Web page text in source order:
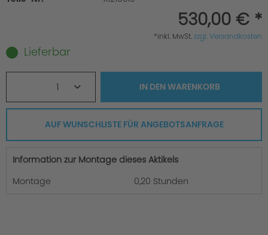
530,00 € *
*inkl. MwSt.zzgl. Versandkosten
Lieferbar
1 IN DENWARENKORB
AUF WUNSCHLISTE FÜR ANGEBOTSANFRAGE
Information zur Montage dieses Aktikels
Montage
0,20 Stunden